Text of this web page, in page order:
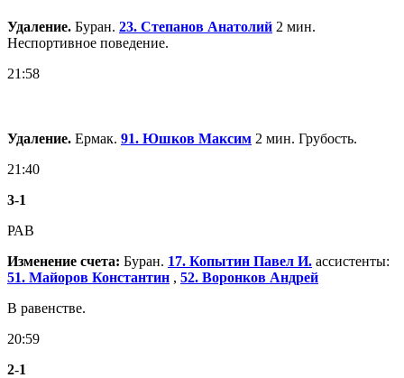
Удаление. Буран. 23. Степанов Анатолий 2 мин.
Неспортивное поведение.
21:58
Удаление. Ермак. 91. Юшков Максим 2 мин. Грубость.
21:40
3-1
РАВ
Изменение счета: Буран. 17. Копытин Павел И. ассистенты:
51. Майоров Константин , 52. Воронков Андрей
В равенстве.
20:59
2-1